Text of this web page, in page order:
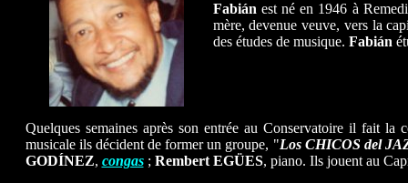
Fabián est né en 1946 à
mère, devenue veuve, vers la
des études de musique. Fabián
Quelques semaines après son entrée au Conservatoire il fait la
musicale ils décident de former un groupe, "Los CHICOS del
GODÍNEZ, congas; Rembert EGÜES, piano. Ils jouent au